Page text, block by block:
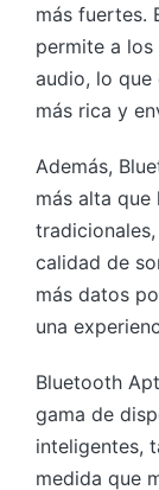
más fuertes.
permite a los
audio, lo que
más rica y
Además,
más alta
calidad de
más datos
una
Bluetooth
gama de
inteligentes,
medida que